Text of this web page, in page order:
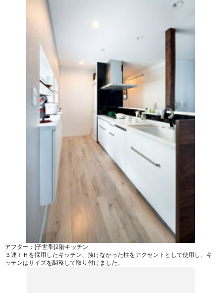
アフター：[子世帯]2階キッチン
３連ＩＨを採用したキッチン、抜けなかった柱をアクセントとして使用し、キ
ッチンはサイズを調整して取り付けました。